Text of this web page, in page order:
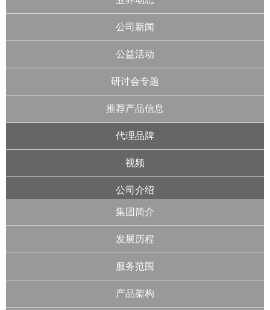
公司新闻
公益活动
研讨会专题
推荐产品信息
代理品牌
视频
公司介绍
集团简介
发展历程
服务范围
产品架构